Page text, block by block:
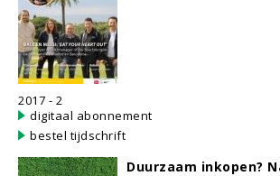
2017 - 2
digitaal abonnement
bestel tijdschrift
Duurzaam inkopen?